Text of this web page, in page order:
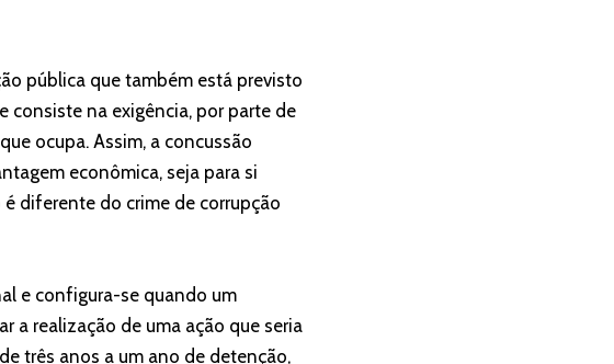
pública que também está previsto
consiste na exigência, por parte de
ocupa. Assim, a concussão
econômica, seja para si
diferente do crime de corrupção
e configura-se quando um
a realização de uma ação que seria
três anos a um ano de detenção,